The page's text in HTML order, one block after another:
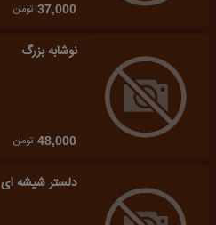
37,000 تومان
نوشابه بزرگ
48,000 تومان
دلستر شیشه ای